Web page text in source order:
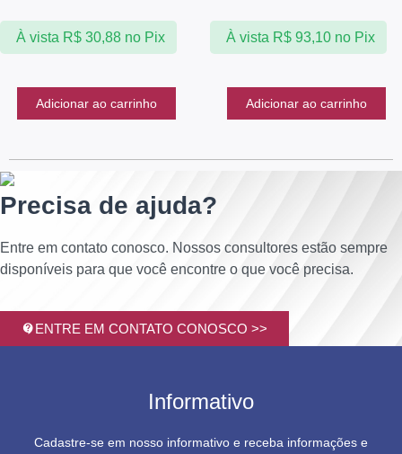
À vista R$30,88 no Pix
Adicionar ao carrinho
À vista R$93,10 no Pix
Adicionar ao carrinho
Precisa de ajuda?
Entre em contato conosco. Nossos consultores estão sempre
disponíveis para que você encontre o que você precisa.
ENTRE EM CONTATO CONOSCO >>
Informativo
Cadastre-se em nosso informativo e receba informações e